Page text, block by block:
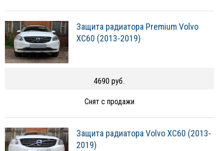
Защита радиатора Premium Volvo
XC60 (2013-2019)
4690 руб.
Снят с продажи
Защита радиатора Volvo XC60 (2013-
2019)